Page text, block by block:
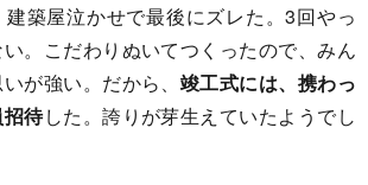
築屋泣かせで最後にズレた。3回やっ
。こだわりぬいてつくったので、みん
が強い。だから、 竣工式には、携わっ
待した。誇りが芽生えていたようでし